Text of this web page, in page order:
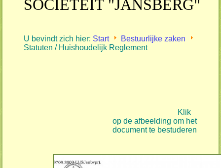
SOCIËTEIT "JANSBERG"
U bevindt zich hier: Start
Bestuurlijke zaken
Statuten / Huishoudelijk Reglement
Klik
op de afbeelding om het
document te bestuderen